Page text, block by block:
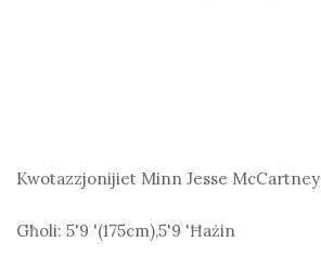
Kwotazzjonijiet Minn Jesse McCartney
Għoli: 5'9 '(175cm),5'9 'Ħażin